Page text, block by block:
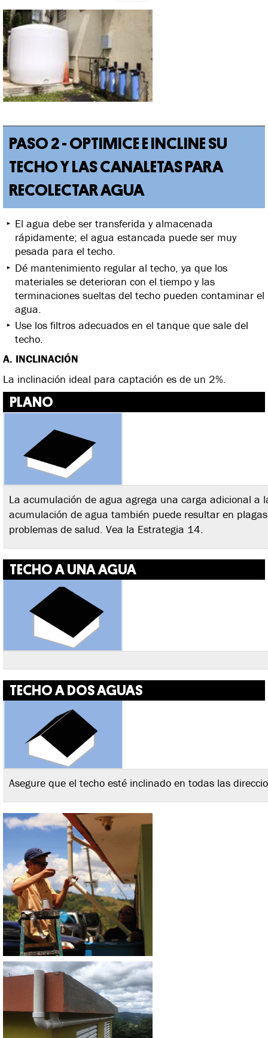
PASO 2 - OPTIMICE E INCLINE SU
TECHO Y LAS CANALETAS PARA
RECOLECTAR AGUA
El agua debe ser transferida y almacenada
rápidamente; el agua estancada puede ser muy
pesada para el techo.
Dé mantenimiento regular al techo, ya que los
materiales se deterioran con el tiempo y las
terminaciones sueltas del techo pueden contaminar el
agua.
Use los filtros adecuados en el tanque que sale del
techo.
A. INCLINACIÓN
La inclinación ideal para captación es de un 2%.
PLANO
La acumulación de agua agrega una carga adicional a
acumulación de agua también puede resultar en
problemas de salud. Vea la Estrategia 14.
TECHO A UNA AGUA
TECHO A DOS AGUAS
Asegure que el techo esté inclinado en todas las